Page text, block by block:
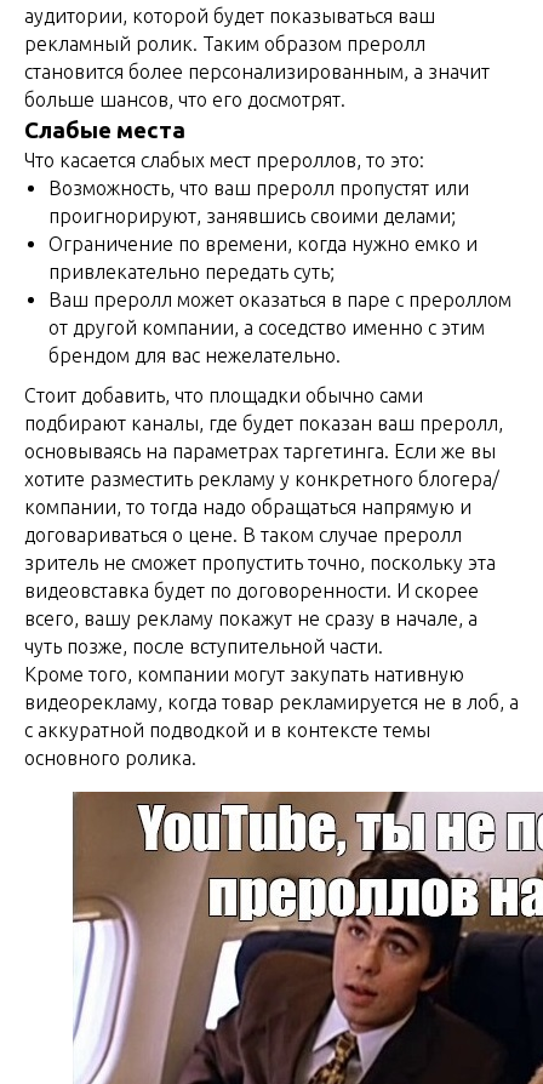
аудитории, которой будет показываться ваш
рекламный ролик. Таким образом преролл
становится более персонализированным, а значит
больше шансов, что его досмотрят.
Слабые места
Что касается слабых мест прероллов, то это:
Возможность, что ваш преролл пропустят или
проигнорируют, занявшись своими делами;
Ограничение по времени, когда нужно емко и
привлекательно передать суть;
Ваш преролл может оказаться в паре с прероллом
от другой компании, а соседство именно с этим
брендом для вас нежелательно.
Стоит добавить, что площадки обычно сами
подбирают каналы, где будет показан ваш преролл,
основываясь на параметрах таргетинга. Если же вы
хотите разместить рекламу у конкретного блогера/
компании, то тогда надо обращаться напрямую и
договариваться о цене. В таком случае преролл
зритель не сможет пропустить точно, поскольку эта
видеовставка будет по договоренности. И скорее
всего, вашу рекламу покажут не сразу в начале, а
чуть позже, после вступительной части.
Кроме того, компании могут закупать нативную
видеорекламу, когда товар рекламируется не в лоб, а
с аккуратной подводкой и в контексте темы
основного ролика.